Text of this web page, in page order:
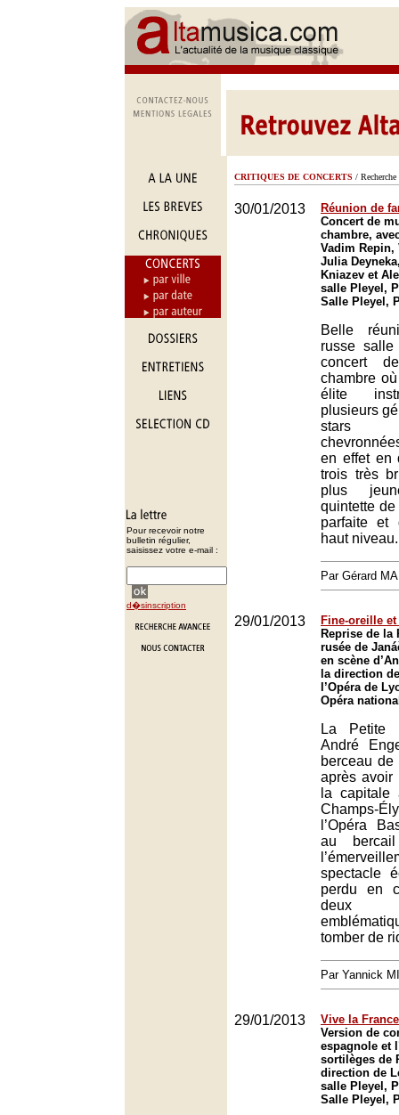
Pour recevoir notre
bulletin régulier,
saisissez votre e-mail :
d�sinscription
CRITIQUES DE CONCERTS / Recherche
30/01/2013
Réunion de
Concert de
chambre,
Vadim Repin,
Julia
Kniazev et
salle Pleyel,
Salle Pleyel,
Belle
russe
concert
chambre
élite
plusieurs
stars
en effet en
trois très
plus
quintette
parfaite et
haut niveau.
Par Gérard
29/01/2013
Fine-oreille
Reprise de la
rusée de
en scène
la direction
l’Opéra de
Opéra
La Petite
André
berceau de
après avoir
la capitale
l’Opéra
au
spectacle
perdu en
deux
tomber de
Par Yannick
29/01/2013
Vive la
Version de
espagnole et
sortilèges de
direction de
salle Pleyel,
Salle Pleyel,